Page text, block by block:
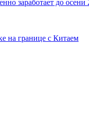
заработает до осени
на границе с Китаем